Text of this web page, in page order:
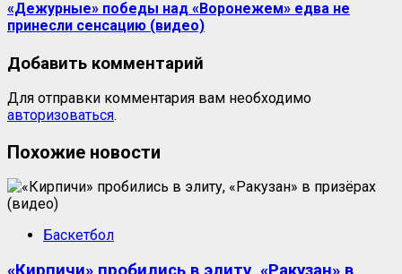
«Дежурные» победы над «Воронежем» едва не
принесли сенсацию (видео)
Добавить комментарий
Для отправки комментария вам необходимо
авторизоваться.
Похожие новости
Баскетбол